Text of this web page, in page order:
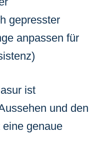
gepresster
anpassen für
ist
und den
genaue